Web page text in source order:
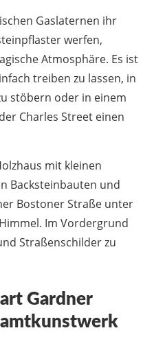
Gaslaternen ihr
werfen,
Atmosphäre. Es ist
treiben zu lassen, in
stöbern oder in einem
Charles Street einen
Gardner